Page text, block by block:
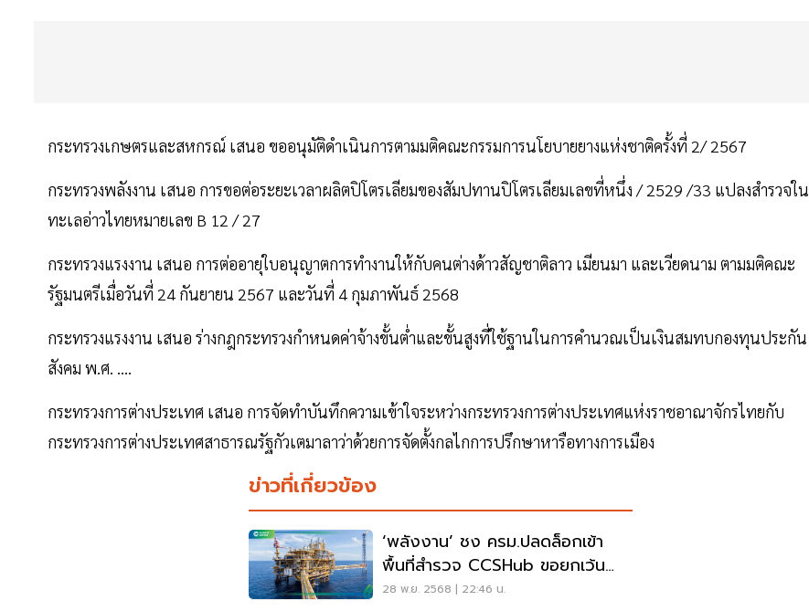
กระทรวงเกษตรและสหกรณ์ เสนอ ขออนุมัติดำเนินการตามมติคณะกรรมการนโยบายยางแห่งชาติครั้งที่ 2/ 2567
กระทรวงพลังงาน เสนอ การขอต่อระยะเวลาผลิตปิโตรเลียมของสัมปทานปิโตรเลียมเลขที่หนึ่ง / 2529 /33 แปลงสำรวจใน
ทะเลอ่าวไทยหมายเลข B 12 / 27
กระทรวงแรงงาน เสนอ การต่ออายุใบอนุญาตการทำงานให้กับคนต่างด้าวสัญชาติลาว เมียนมา และเวียดนาม ตามมติคณะ
รัฐมนตรีเมื่อวันที่ 24 กันยายน 2567 และวันที่ 4 กุมภาพันธ์ 2568
กระทรวงแรงงาน เสนอ ร่างกฎกระทรวงกำหนดค่าจ้างขั้นต่ำและขั้นสูงที่ใช้ฐานในการคำนวณเป็นเงินสมทบกองทุนประกัน
สังคม พ.ศ. ....
กระทรวงการต่างประเทศ เสนอ การจัดทำบันทึกความเข้าใจระหว่างกระทรวงการต่างประเทศแห่งราชอาณาจักรไทยกับ
กระทรวงการต่างประเทศสาธารณรัฐกัวเตมาลาว่าด้วยการจัดตั้งกลไกการปรึกษาหารือทางการเมือง
ข่าวที่เกี่ยวข้อง
‘พลังงาน’ ชง ครม.ปลดล็อกเข้า
พื้นที่สำรวจ CCSHub ขอยกเว้น
อากรนำเข้าวัสดุ-อุปกรณ์
28 พ.ย. 2568 | 22:46 น.